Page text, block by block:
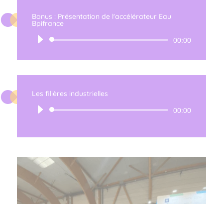
Bonus : Présentation de l'accélérateur Eau
Bpifrance
Lecteur
00:00
Les filières industrielles
Lecteur
00:00